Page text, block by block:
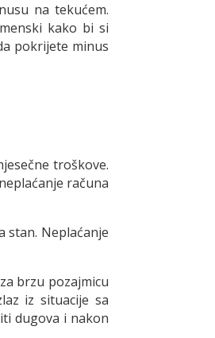
na tekućem.
kako bi si
pokrijete minus
troškove.
računa
stan. Neplaćanje
brzu pozajmicu
iz situacije sa
dugova i nakon